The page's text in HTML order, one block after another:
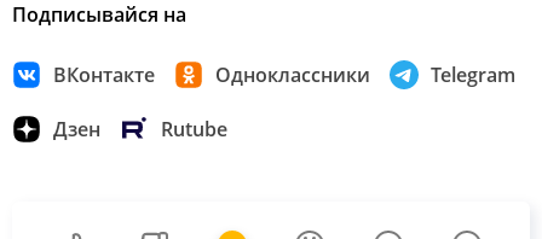
Подписывайся на
ВКонтакте Одноклассники Telegram
Дзен Rutube